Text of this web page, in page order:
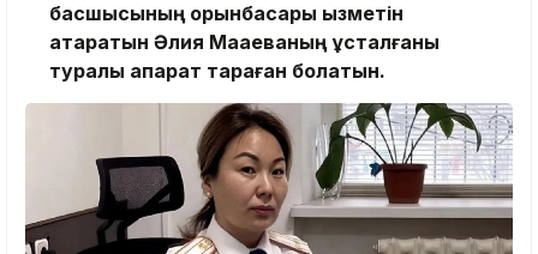
басшысының орынбасары қызметін
атқаратын Әлия Мақаеваның ұсталғаны
туралы ақпарат тараған болатын.